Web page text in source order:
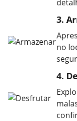
3.
no
4.